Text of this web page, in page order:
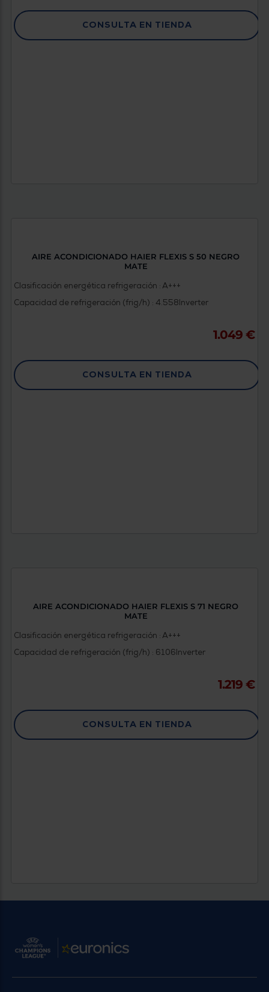
CONSULTA EN TIENDA
AIRE ACONDICIONADO HAIER FLEXIS S 50 NEGRO
MATE
Clasificación energética refrigeración : A+++
Capacidad de refrigeración (frig/h) : 4.558 Inverter
1.049 €
CONSULTA EN TIENDA
AIRE ACONDICIONADO HAIER FLEXIS S 71 NEGRO
MATE
Clasificación energética refrigeración : A+++
Capacidad de refrigeración (frig/h) : 6106 Inverter
1.219 €
CONSULTA EN TIENDA